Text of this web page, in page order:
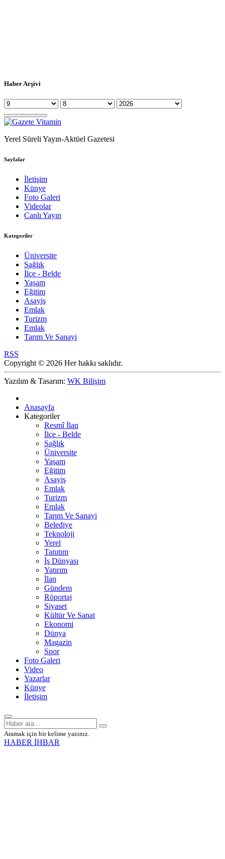
Haber Arşivi
Yerel Süreli Yayın-Aktüel Gazetesi
Sayfalar
İletişim
Künye
Foto Galeri
Videolar
Canlı Yayın
Kategoriler
Üniversite
Sağlık
İlçe - Belde
Yaşam
Eğitim
Asayiş
Emlak
Turizm
Emlak
Tarım Ve Sanayi
RSS
Copyright © 2026 Her hakkı saklıdır.
Yazılım & Tasarım: WK Bilişim
Anasayfa
Kategoriler
Resmî İlan
İlçe - Belde
Sağlık
Üniversite
Yaşam
Eğitim
Asayiş
Emlak
Turizm
Emlak
Tarım Ve Sanayi
Belediye
Teknoloji
Yerel
Tanıtım
İş Dünyası
Yatırım
İlan
Gündem
Röportaj
Siyaset
Kültür Ve Sanat
Ekonomi
Dünya
Magazin
Spor
Foto Galeri
Video
Yazarlar
Künye
İletişim
Aramak için bir kelime yazınız.
HABER İHBAR